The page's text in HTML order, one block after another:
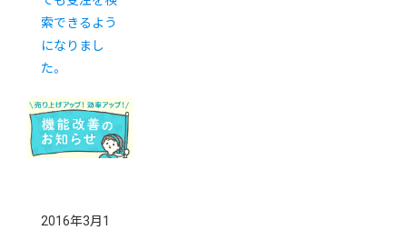
索できるよう
になりまし
た。
2016年3月1